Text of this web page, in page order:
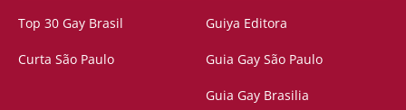
Top 30 Gay Brasil
Curta São Paulo
Guiya Editora
Guia Gay São Paulo
Guia Gay Brasilia